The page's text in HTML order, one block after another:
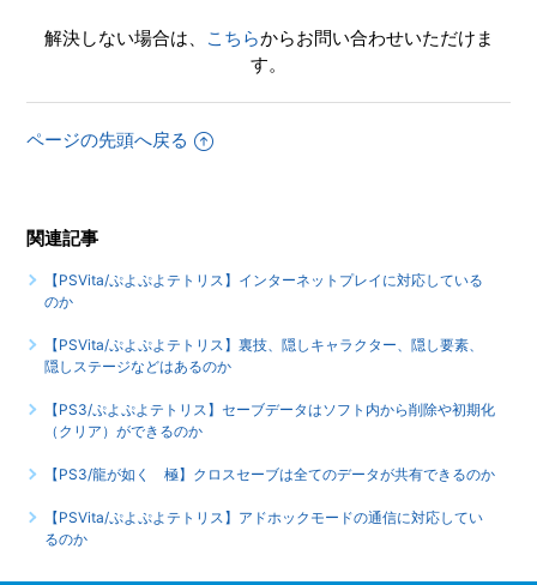
【PSVita/ぷよぷよテトリス】アドホックモードの通信に対
応しているのか
もっと見る
解決しない場合は、 こちらからお問い合わせいただけま
す。
ページの先頭へ戻る
関連記事
【PSVita/ぷよぷよテトリス】インターネットプレイに対応している
のか
【PSVita/ぷよぷよテトリス】裏技、隠しキャラクター、隠し要素、
隠しステージなどはあるのか
【PS3/ぷよぷよテトリス】セーブデータはソフト内から削除や初期化
（クリア）ができるのか
【PS3/龍が如く 極】クロスセーブは全てのデータが共有できるのか
【PSVita/ぷよぷよテトリス】アドホックモードの通信に対応してい
るのか